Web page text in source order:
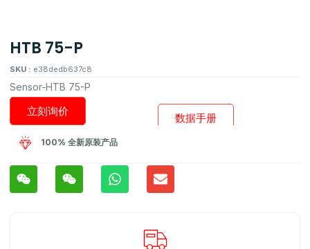
HTB 75-P
SKU : e38dedb637c8
Sensor-HTB 75-P
数据手册
立刻询价
100% 全新原装产品